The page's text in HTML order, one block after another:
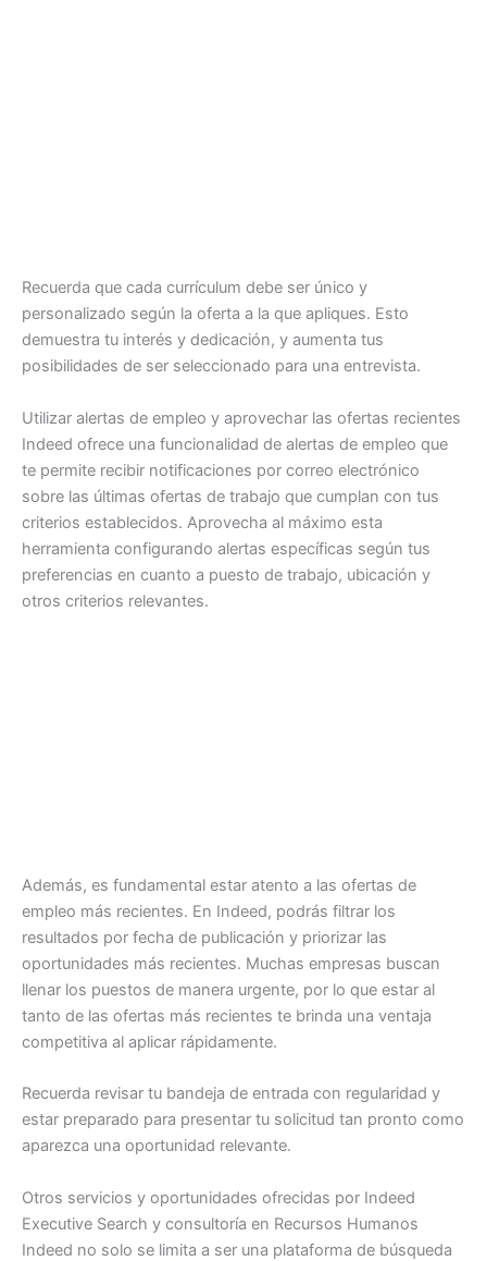
Recuerda que cada currículum debe ser único y
personalizado según la oferta a la que apliques. Esto
demuestra tu interés y dedicación, y aumenta tus
posibilidades de ser seleccionado para una entrevista.
Utilizar alertas de empleo y aprovechar las ofertas recientes
Indeed ofrece una funcionalidad de alertas de empleo que
te permite recibir notificaciones por correo electrónico
sobre las últimas ofertas de trabajo que cumplan con tus
criterios establecidos. Aprovecha al máximo esta
herramienta configurando alertas específicas según tus
preferencias en cuanto a puesto de trabajo, ubicación y
otros criterios relevantes.
Además, es fundamental estar atento a las ofertas de
empleo más recientes. En Indeed, podrás filtrar los
resultados por fecha de publicación y priorizar las
oportunidades más recientes. Muchas empresas buscan
llenar los puestos de manera urgente, por lo que estar al
tanto de las ofertas más recientes te brinda una ventaja
competitiva al aplicar rápidamente.
Recuerda revisar tu bandeja de entrada con regularidad y
estar preparado para presentar tu solicitud tan pronto como
aparezca una oportunidad relevante.
Otros servicios y oportunidades ofrecidas por Indeed
Executive Search y consultoría en Recursos Humanos
Indeed no solo se limita a ser una plataforma de búsqueda